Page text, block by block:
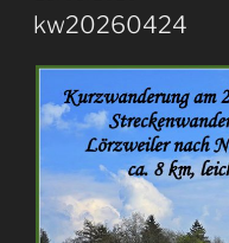
AM
kw20260424